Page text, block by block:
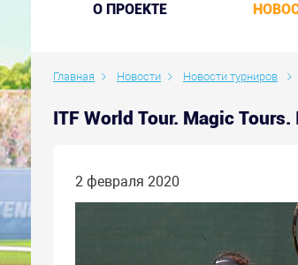
O ПРОЕКТЕ
Главная Новости Новости турниров
ITF World Tour. Magic
2 февраля 2020